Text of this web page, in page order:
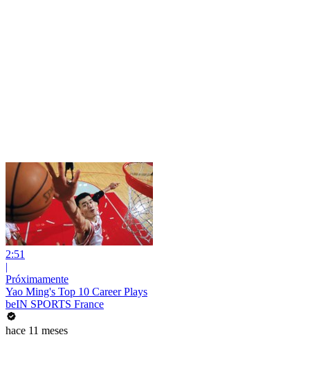
2:51
|
Próximamente
Yao Ming's Top 10 Career Plays
beIN SPORTS France
hace 11 meses